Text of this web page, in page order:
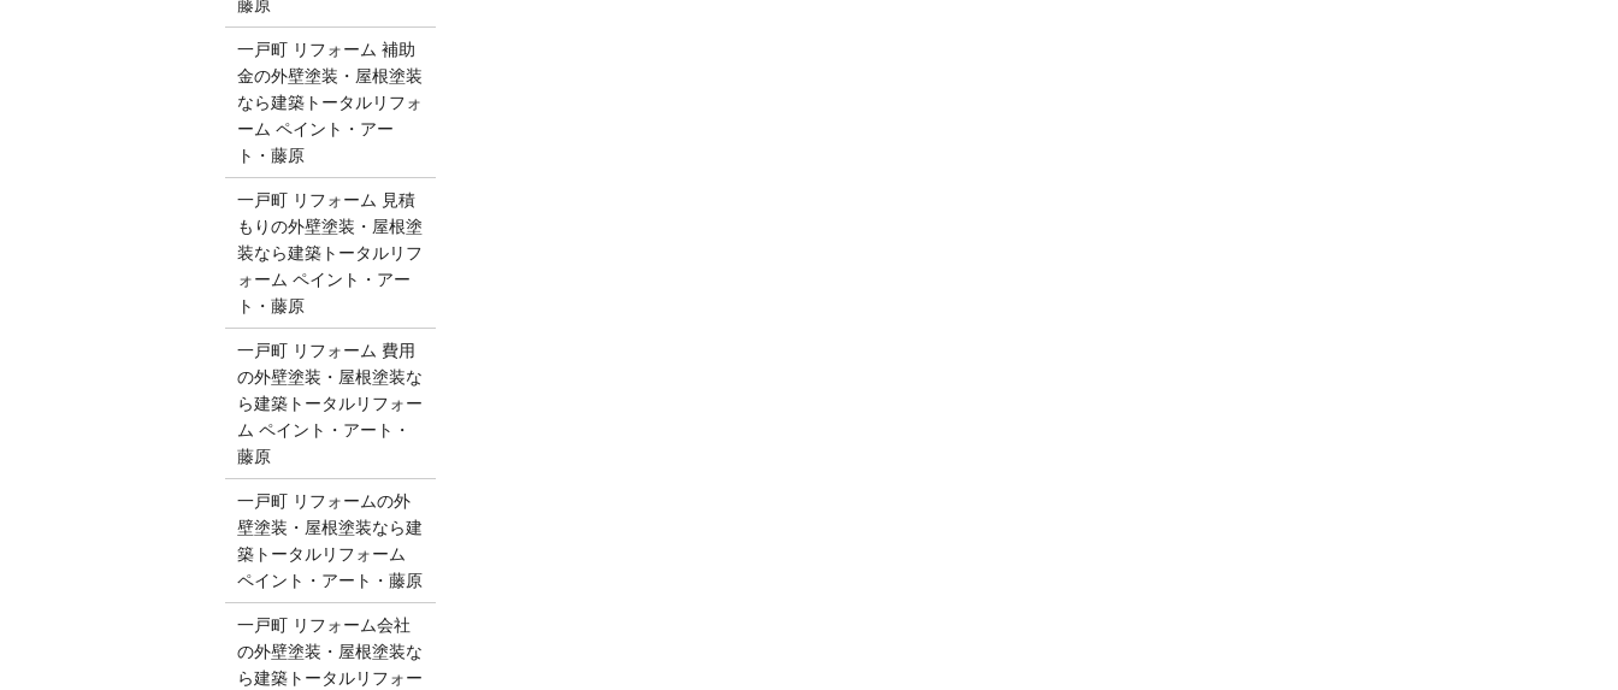
藤原
一戸町 リフォーム 補助
金の外壁塗装・屋根塗装
なら建築トータルリフォ
ーム ペイント・アー
ト・藤原
一戸町 リフォーム 見積
もりの外壁塗装・屋根塗
装なら建築トータルリフ
ォーム ペイント・アー
ト・藤原
一戸町 リフォーム 費用
の外壁塗装・屋根塗装な
ら建築トータルリフォー
ム ペイント・アート・
藤原
一戸町 リフォームの外
壁塗装・屋根塗装なら建
築トータルリフォーム
ペイント・アート・藤原
一戸町 リフォーム会社
の外壁塗装・屋根塗装な
ら建築トータルリフォー